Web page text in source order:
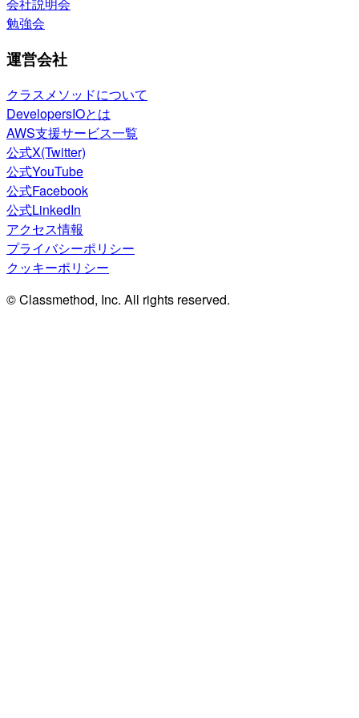
勉強会
運営会社
クラスメソッドについて
DevelopersIOとは
AWS支援サービス一覧
公式X(Twitter)
公式YouTube
公式Facebook
公式LinkedIn
アクセス情報
プライバシーポリシー
クッキーポリシー
© Classmethod, Inc. All rights reserved.